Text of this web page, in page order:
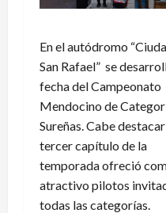
En el autódromo
San Rafael” se
fecha del Campeonato
Mendocino de
Sureñas. Cabe
tercer capítulo de la
temporada ofreció
atractivo pilotos
todas las categorías.